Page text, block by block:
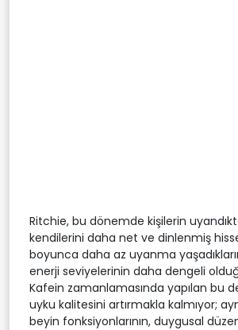
Ritchie, bu dönemde kişilerin
kendilerini daha net ve dinlenmiş
boyunca daha az uyanma
enerji seviyelerinin daha dengeli
Kafein zamanlamasında yapılan bu
uyku kalitesini artırmakla kalmıyor;
beyin fonksiyonlarının, duygusal